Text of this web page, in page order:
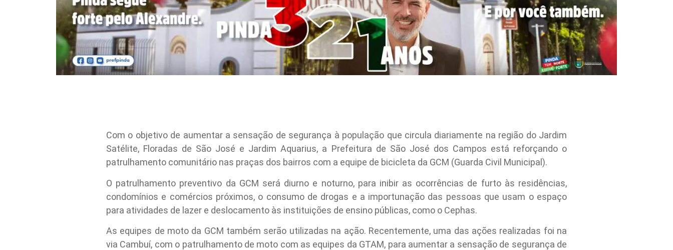
Com o objetivo de aumentar a sensação de segurança à população que circula diariamente na região do Jardim
Satélite, Floradas de São José e Jardim Aquarius, a Prefeitura de São José dos Campos está reforçando o
patrulhamento comunitário nas praças dos bairros com a equipe de bicicleta da GCM (Guarda Civil Municipal).
O patrulhamento preventivo da GCM será diurno e noturno, para inibir as ocorrências de furto às residências,
condomínios e comércios próximos, o consumo de drogas e a importunação das pessoas que usam o espaço
para atividades de lazer e deslocamento às instituições de ensino públicas, como o Cephas.
As equipes de moto da GCM também serão utilizadas na ação. Recentemente, uma das ações realizadas foi na
via Cambuí, com o patrulhamento de moto com as equipes da GTAM, para aumentar a sensação de segurança de